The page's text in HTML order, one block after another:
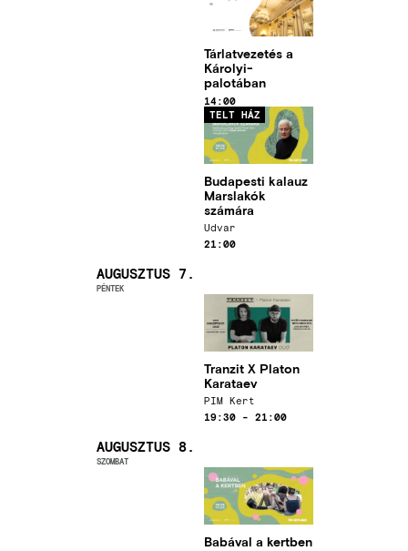
Tárlatvezetés a
Károlyi-
palotában
Időpont
14:00
Budapesti kalauz
Marslakók
számára
Kép
Időpont
21:00
TELT HÁZ
Helyszín
Udvar
AUGUSZTUS 7.
PÉNTEK
Tranzit X Platon
Karataev
Kép
Időpont
19:30 - 21:00
Helyszín
PIM Kert
AUGUSZTUS 8.
SZOMBAT
Babával a kertben
Kép